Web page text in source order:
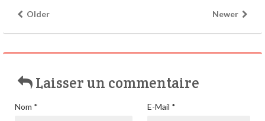
Older Newer
Laisser un commentaire
Nom * E-Mail *